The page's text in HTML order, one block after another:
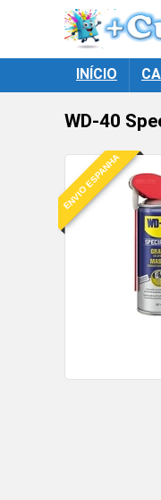
INÍCIO
WD-40
ENVIO ESPANHA